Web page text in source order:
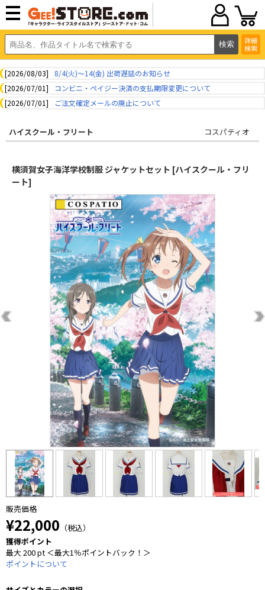
詳細
検索
[2026/08/03]
8/4(火)～14(金) 出荷遅延のお知らせ
[2026/07/01]
コンビニ・ペイジー決済の支払期限変更について
[2026/07/01]
ご注文確定メールの廃止について
ハイスクール・フリート コスパティオ
横須賀女子海洋学校制服 ジャケットセット [ハイスクール・フリ
ート]
販売価格
¥22,000 （税込）
獲得ポイント
最大 200 pt ＜最大1％ポイントバック！＞
ポイントについて